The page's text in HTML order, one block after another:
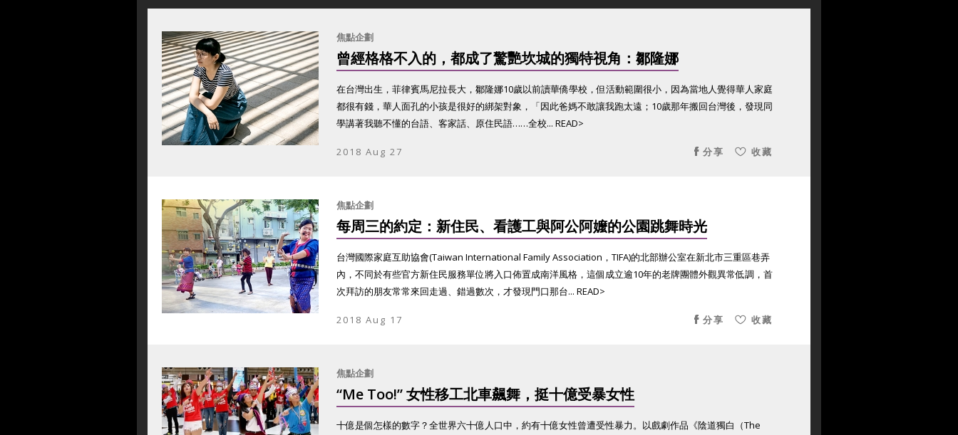
焦點企劃
曾經格格不入的，都成了驚艷坎城的獨特視角：鄒隆娜
在台灣出生，菲律賓馬尼拉長大，鄒隆娜10歲以前讀華僑學校，但活動範圍很小，因為當地人覺得華人家庭
都很有錢，華人面孔的小孩是很好的綁架對象，「因此爸媽不敢讓我跑太遠；10歲那年搬回台灣後，發現同
學講著我聽不懂的台語、客家話、原住民語……全校... READ>
2018 Aug 27 收藏
分享
焦點企劃
每周三的約定：新住民、看護工與阿公阿嬤的公園跳舞時光
台灣國際家庭互助協會(Taiwan International Family Association，TIFA)的北部辦公室在新北市三重區巷弄
內，不同於有些官方新住民服務單位將入口佈置成南洋風格，這個成立逾10年的老牌團體外觀異常低調，首
次拜訪的朋友常常來回走過、錯過數次，才發現門口那台... READ>
2018 Aug 17 收藏
分享
焦點企劃
“Me Too!” 女性移工北車飆舞，挺十億受暴女性
十億是個怎樣的數字？全世界六十億人口中，約有十億女性曾遭受性暴力。以戲劇作品《陰道獨白（The